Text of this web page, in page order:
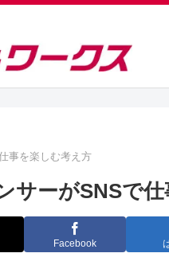
事を楽しむ考え方
サーがSNSで
Facebook